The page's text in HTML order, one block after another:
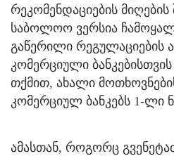
რეკომენდაციების
საბოლოო ვერსია
გაწერილი რეგულაციების
კომერციული
თქმით, ახალი
კომერციულ ბანკებს 1-ლი
ამასთან, როგორც